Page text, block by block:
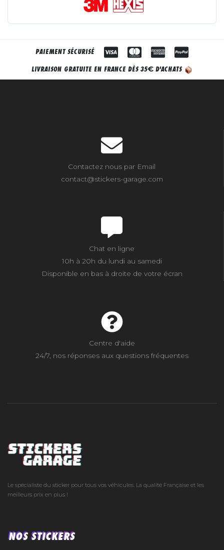
PAIEMENT SÉCURISÉ
LIVRAISON GRATUITE EN FRANCE DÈS 35€ D'ACHATS
Contactez nous par Email
contact@stickers-garage.com
Chat en ligne
10h à 20h du lundi au samedi
Disponible en bas à droite de votre écran
Centre d'aide
24/7, nos réponses aux questions fréquentes
Le spécialiste du sticker pour tous vos véhicules. La qualité Française et les
meilleurs prix en plus !
NOS STICKERS